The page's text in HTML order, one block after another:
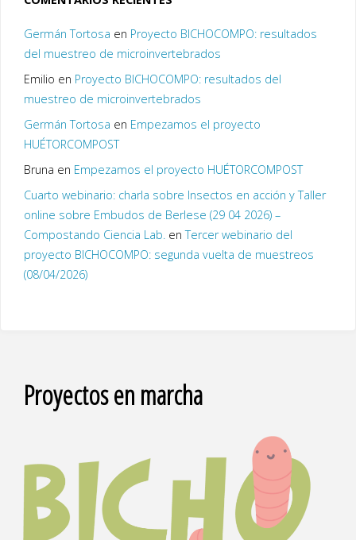
Germán Tortosa en Proyecto BICHOCOMPO: resultados
del muestreo de microinvertebrados
Emilio en Proyecto BICHOCOMPO: resultados del
muestreo de microinvertebrados
Germán Tortosa en Empezamos el proyecto
HUÉTORCOMPOST
Bruna en Empezamos el proyecto HUÉTORCOMPOST
Cuarto webinario: charla sobre Insectos en acción y Taller
online sobre Embudos de Berlese (29 04 2026) –
Compostando Ciencia Lab.enTercer webinario del
proyecto BICHOCOMPO: segunda vuelta de muestreos
(08/04/2026)
Proyectos en marcha